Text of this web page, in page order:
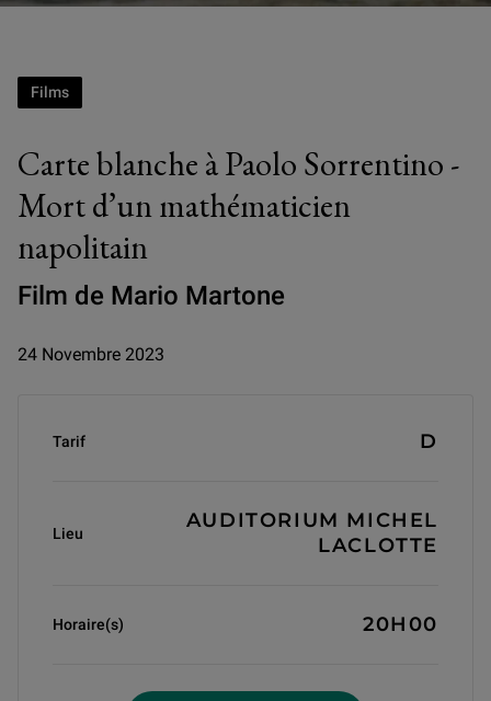
Carte blanche à Paolo Sorrentino -
Mort d’un mathématicien
napolitain
Film de Mario Martone
Films
24 Novembre 2023
Tarif
D
Lieu
AUDITORIUM MICHEL
LACLOTTE
Horaire(s) 20H00